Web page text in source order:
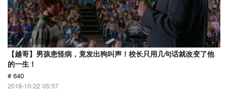
【越哥】男孩患怪病，竟发出狗叫声！校长只用几句话就改变了他
的一生！
# 640
2018-10-22 05:57